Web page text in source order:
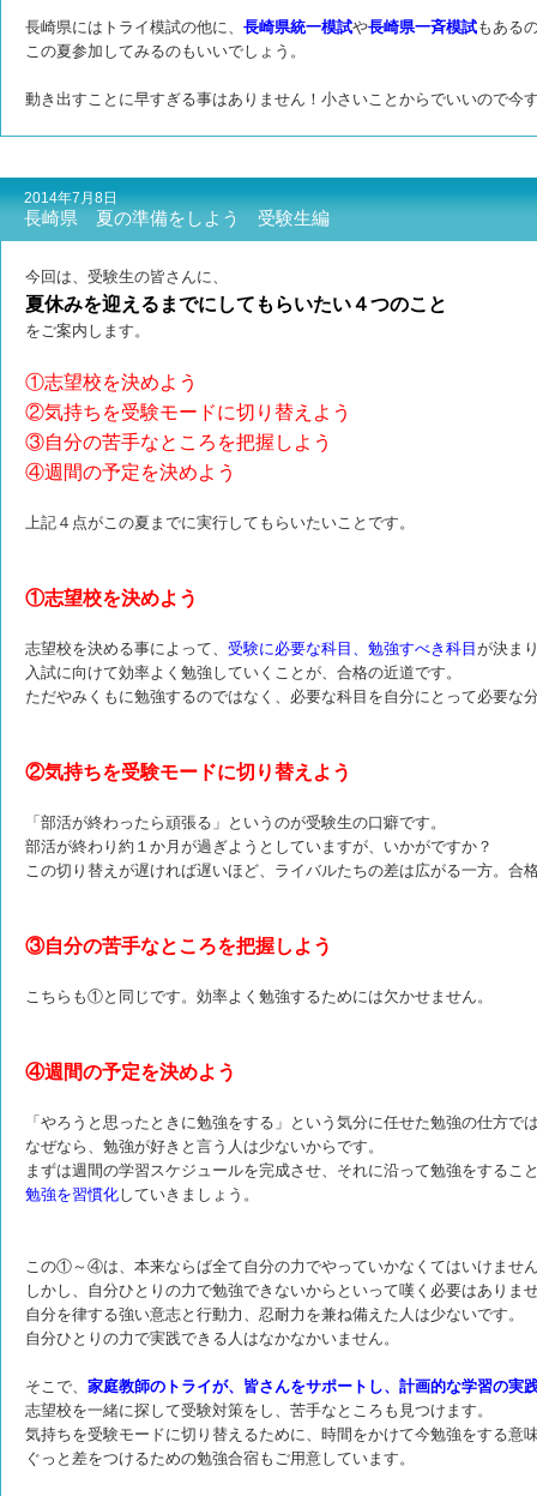
長崎県にはトライ模試の他に、 長崎県統一模試や長崎県一斉模試もある
この夏参加してみるのもいいでしょう。
動き出すことに早すぎる事はありません！小さいことからでいいので今
2014年7月8日
長崎県 夏の準備をしよう 受験生編
今回は、受験生の皆さんに、
夏休みを迎えるまでにしてもらいたい４つのこと
をご案内します。
①志望校を決めよう
②気持ちを受験モードに切り替えよう
③自分の苦手なところを把握しよう
④週間の予定を決めよう
上記４点がこの夏までに実行してもらいたいことです。
①志望校を決めよう
志望校を決める事によって、 受験に必要な科目、勉強すべき科目 が決ま
入試に向けて効率よく勉強していくことが、合格の近道です。
ただやみくもに勉強するのではなく、必要な科目を自分にとって必要な
②気持ちを受験モードに切り替えよう
「部活が終わったら頑張る」というのが受験生の口癖です。
部活が終わり約１か月が過ぎようとしていますが、いかがですか？
この切り替えが遅ければ遅いほど、ライバルたちの差は広がる一方。合
③自分の苦手なところを把握しよう
こちらも①と同じです。効率よく勉強するためには欠かせません。
④週間の予定を決めよう
「やろうと思ったときに勉強をする」という気分に任せた勉強の仕方で
なぜなら、勉強が好きと言う人は少ないからです。
まずは週間の学習スケジュールを完成させ、それに沿って勉強をするこ
勉強を習慣化していきましょう。
この①～④は、本来ならば全て自分の力でやっていかなくてはいけませ
しかし、自分ひとりの力で勉強できないからといって嘆く必要はありま
自分を律する強い意志と行動力、忍耐力を兼ね備えた人は少ないです。
自分ひとりの力で実践できる人はなかなかいません。
そこで、 家庭教師のトライが、皆さんをサポートし、計画的な学習の実
志望校を一緒に探して受験対策をし、苦手なところも見つけます。
気持ちを受験モードに切り替えるために、時間をかけて今勉強をする意
ぐっと差をつけるための勉強合宿もご用意しています。